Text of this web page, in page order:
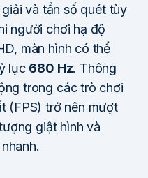
và tần số quét tùy
người chơi hạ độ
màn hình có thể
lục 680 Hz. Thông
trong các trò chơi
(FPS) trở nên mượt
giật hình và